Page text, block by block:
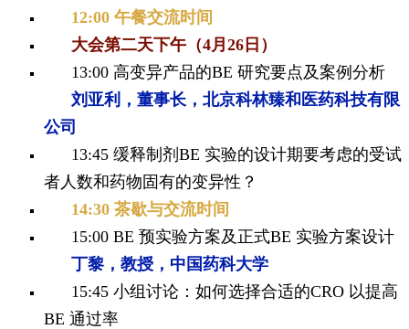
12:00 午餐交流时间
大会第二天下午（4月26日）
13:00 高变异产品的BE 研究要点及案例分析
刘亚利，董事长，北京科林臻和医药科技有限
公司
13:45 缓释制剂BE 实验的设计期要考虑的受试
者人数和药物固有的变异性？
14:30 茶歇与交流时间
15:00 BE 预实验方案及正式BE 实验方案设计
丁黎，教授，中国药科大学
15:45 小组讨论：如何选择合适的CRO 以提高
BE 通过率